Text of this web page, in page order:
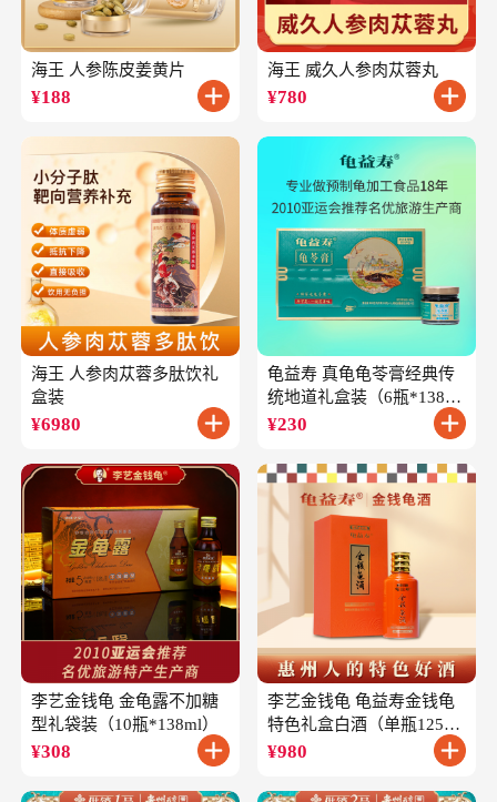
海王 人参陈皮姜黄片
¥188
海王 威久人参肉苁蓉丸
¥780
海王 人参肉苁蓉多肽饮礼
盒装
¥6980
龟益寿 真龟龟苓膏经典传
统地道礼盒装（6瓶*138
克）
¥230
李艺金钱龟 金龟露不加糖
型礼袋装（10瓶*138ml）
¥308
李艺金钱龟 龟益寿金钱龟
特色礼盒白酒（单瓶125ml
礼盒装）
¥980